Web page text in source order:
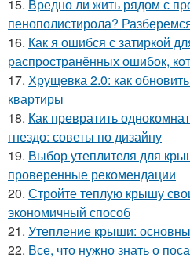
15. Вредно ли жить рядом с
пенополистирола?
16. Как я ошибся с затиркой
распространённых ошибок,
17. Хрущевка 2.0: как
квартиры
18. Как превратить
гнездо: советы по дизайну
19. Выбор утеплителя для
проверенные рекомендации
20. Стройте теплую крышу
экономичный способ
21. Утепление крыши:
22. Все, что нужно знать о